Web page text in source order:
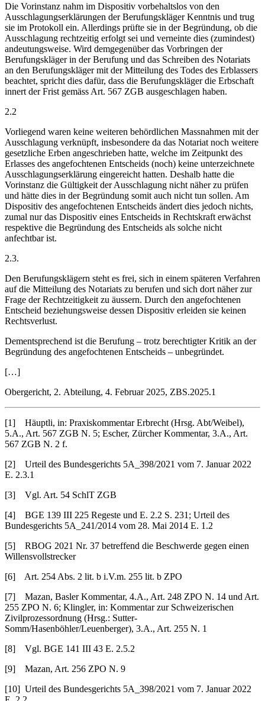
Die Vorinstanz nahm im Dispositiv vorbehaltslos von den
Ausschlagungserklärungen der Berufungskläger Kenntnis und trug
sie im Protokoll ein. Allerdings prüfte sie in der Begründung, ob die
Ausschlagung rechtzeitig erfolgt sei und verneinte dies (zumindest)
andeutungsweise. Wird demgegenüber das Vorbringen der
Berufungskläger in der Berufung und das Schreiben des Notariats
an den Berufungskläger mit der Mitteilung des Todes des Erblassers
beachtet, spricht dies dafür, dass die Berufungskläger die Erbschaft
innert der Frist gemäss Art. 567 ZGB ausgeschlagen haben.
2.2
Vorliegend waren keine weiteren behördlichen Massnahmen mit der
Ausschlagung verknüpft, insbesondere da das Notariat noch weitere
gesetzliche Erben angeschrieben hatte, welche im Zeitpunkt des
Erlasses des angefochtenen Entscheids (noch) keine unterzeichnete
Ausschlagungserklärung eingereicht hatten. Deshalb hatte die
Vorinstanz die Gültigkeit der Ausschlagung nicht näher zu prüfen
und hätte dies in der Begründung somit auch nicht tun sollen. Am
Dispositiv des angefochtenen Entscheids ändert dies jedoch nichts,
zumal nur das Dispositiv eines Entscheids in Rechtskraft erwächst
respektive die Begründung des Entscheids als solche nicht
anfechtbar ist.
2.3.
Den Berufungsklägern steht es frei, sich in einem späteren Verfahren
auf die Mitteilung des Notariats zu berufen und sich dort näher zur
Frage der Rechtzeitigkeit zu äussern. Durch den angefochtenen
Entscheid beziehungsweise dessen Dispositiv erleiden sie keinen
Rechtsverlust.
Dementsprechend ist die Berufung – trotz berechtigter Kritik an der
Begründung des angefochtenen Entscheids – unbegründet.
[…]
Obergericht, 2. Abteilung, 4. Februar 2025, ZBS.2025.1
[1] Häuptli, in: Praxiskommentar Erbrecht (Hrsg. Abt/Weibel),
5.A., Art. 567 ZGB N. 5; Escher, Zürcher Kommentar, 3.A., Art.
567 ZGB N. 2 f.
[2] Urteil des Bundesgerichts 5A_398/2021 vom 7. Januar 2022
E. 2.3.1
[3] Vgl. Art. 54 SchlT ZGB
[4] BGE 139 III 225 Regeste und E. 2.2 S. 231; Urteil des
Bundesgerichts 5A_241/2014 vom 28. Mai 2014 E. 1.2
[5] RBOG 2021 Nr. 37 betreffend die Beschwerde gegen einen
Willensvollstrecker
[6] Art. 254 Abs. 2 lit. b i.V.m. 255 lit. b ZPO
[7] Mazan, Basler Kommentar, 4.A., Art. 248 ZPO N. 14 und Art.
255 ZPO N. 6; Klingler, in: Kommentar zur Schweizerischen
Zivilprozessordnung (Hrsg.: Sutter-
Somm/Hasenböhler/Leuenberger), 3.A., Art. 255 N. 1
[8] Vgl. BGE 141 III 43 E. 2.5.2
[9] Mazan, Art. 256 ZPO N. 9
[10] Urteil des Bundesgerichts 5A_398/2021 vom 7. Januar 2022